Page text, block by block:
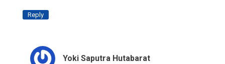
Reply
Yoki Saputra Hutabarat